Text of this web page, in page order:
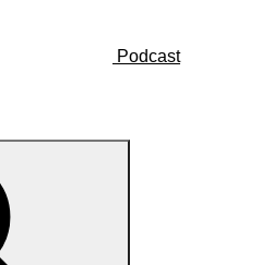
Podcast